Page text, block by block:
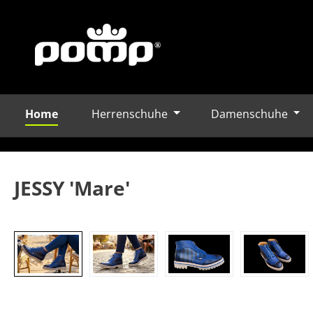
Hauptinhalt springen
Zur Suche springen
Zur Hauptnavigation springen
Home Herrenschuhe Damenschuhe
JESSY 'Mare'
Bildergalerie überspringen